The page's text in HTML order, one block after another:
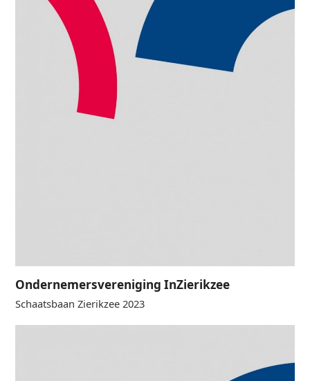
Ondernemersvereniging InZierikzee
Schaatsbaan Zierikzee 2023